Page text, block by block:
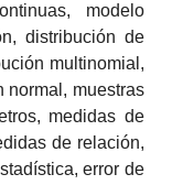
modelo
distribución de
multinomial,
normal, muestras
medidas de
de relación,
error de